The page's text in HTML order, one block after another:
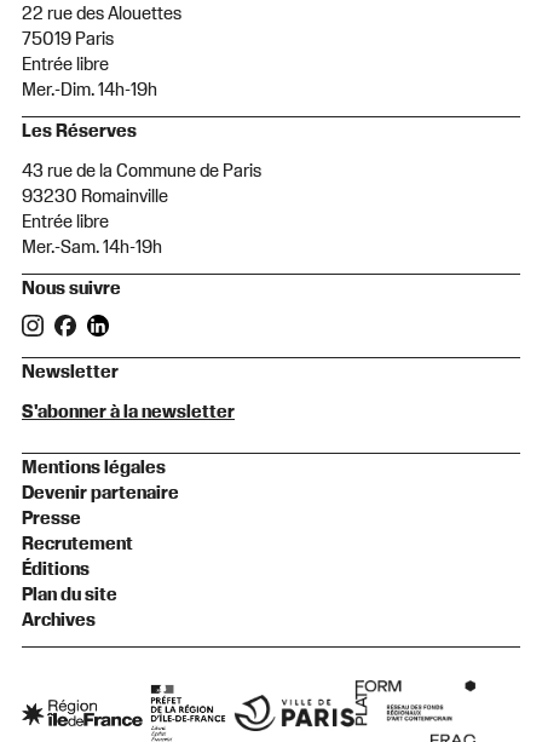
22 rue des Alouettes
75019 Paris
Entrée libre
Mer.-Dim. 14h-19h
Les Réserves
43 rue de la Commune de Paris
93230 Romainville
Entrée libre
Mer.-Sam. 14h-19h
Nous suivre
Newsletter
S'abonner à la newsletter
Mentions légales
Devenir partenaire
Presse
Recrutement
Éditions
Plan du site
Archives